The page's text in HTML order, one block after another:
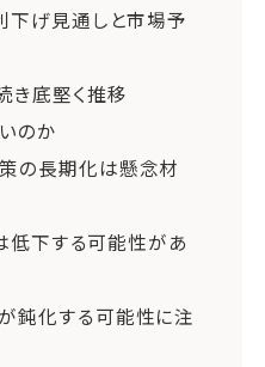
下げ見通しと市場予
き底堅く推移
のか
の長期化は懸念材
低下する可能性があ
鈍化する可能性に注